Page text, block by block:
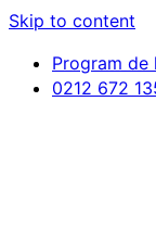
Skip to content
Program de
0212 672